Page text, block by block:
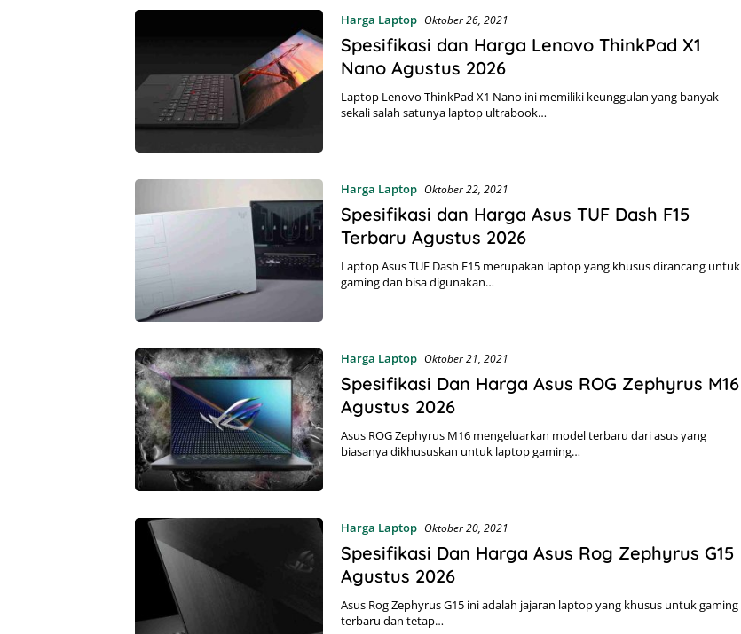
Harga Laptop Oktober 26, 2021
Spesifikasi dan Harga Lenovo ThinkPad X1
Nano Agustus 2026
Laptop Lenovo ThinkPad X1 Nano ini memiliki keunggulan yang banyak
sekali salah satunya laptop ultrabook…
Harga Laptop Oktober 22, 2021
Spesifikasi dan Harga Asus TUF Dash F15
Terbaru Agustus 2026
Laptop Asus TUF Dash F15 merupakan laptop yang khusus dirancang untuk
gaming dan bisa digunakan…
Harga Laptop Oktober 21, 2021
Spesifikasi Dan Harga Asus ROG Zephyrus M16
Agustus 2026
Asus ROG Zephyrus M16 mengeluarkan model terbaru dari asus yang
biasanya dikhususkan untuk laptop gaming…
Harga Laptop Oktober 20, 2021
Spesifikasi Dan Harga Asus Rog Zephyrus G15
Agustus 2026
Asus Rog Zephyrus G15 ini adalah jajaran laptop yang khusus untuk gaming
terbaru dan tetap…